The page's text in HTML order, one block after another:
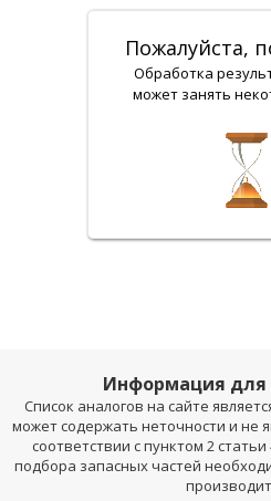
Пожалуйста,
Обработка
может занять
Информация для
Список аналогов на сайте
может содержать неточности и не
соответствии с пунктом 2
подбора запасных частей